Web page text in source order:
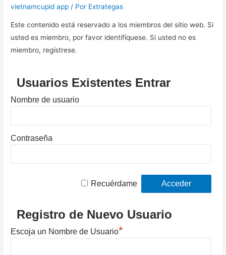
vietnamcupid app / Por Extrategas
Este contenido está reservado a los miembros del sitio web. Si
usted es miembro, por favor identifíquese. Si usted no es
miembro, regístrese.
Usuarios Existentes Entrar
Nombre de usuario
Contraseña
Recuérdame
Registro de Nuevo Usuario
Escoja un Nombre de Usuario*